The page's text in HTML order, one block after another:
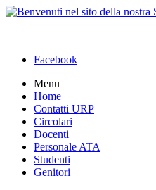
Facebook
Menu
Home
Contatti URP
Circolari
Docenti
Personale ATA
Studenti
Genitori